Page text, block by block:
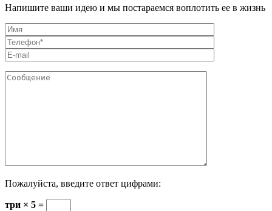
Напишите ваши идею и мы постараемся воплотить ее в жизнь
Пожалуйста, введите ответ цифрами:
три × 5 =